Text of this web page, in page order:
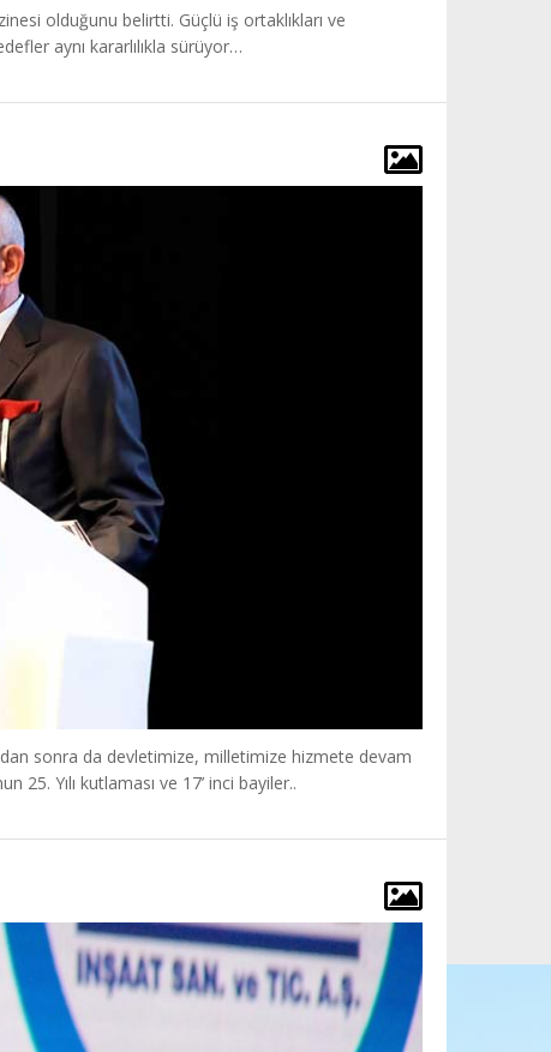
olduğunu belirtti. Güçlü iş ortaklıkları ve
aynı kararlılıkla sürüyor…
sonra da devletimize, milletimize hizmete devam
25. Yılı kutlaması ve 17’ inci bayiler..